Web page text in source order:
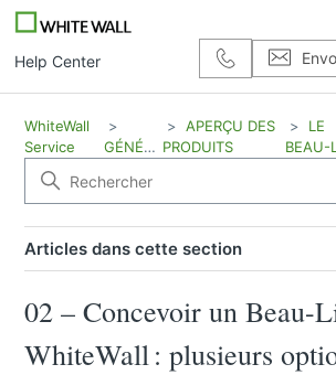
Help Center
WhiteWall
Service
GÉNÉRAL
APERÇU DES
PRODUITS
LE
BEAU-
Articles dans cette section
02 – Concevoir un Beau-
WhiteWall : plusieurs